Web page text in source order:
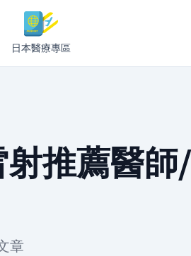
日本醫療專區
射推薦醫師/
章